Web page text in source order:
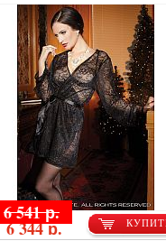
6 541 р.
6 344 р.